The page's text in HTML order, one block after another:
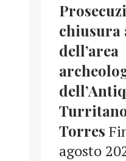
chiusura
dell’area
Torres
agosto